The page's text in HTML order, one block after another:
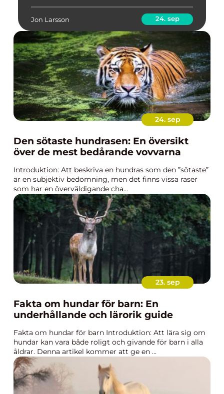
Jon Larsson 24. sep
24. sep
Den sötaste hundrasen: En översikt
över de mest bedårande vovvarna
Introduktion: Att beskriva en hundras som den ”sötaste”
är en subjektiv bedömning, men det finns vissa raser
som har en överväldigande cha...
23. sep
Fakta om hundar för barn: En
underhållande och lärorik guide
Fakta om hundar för barn Introduktion: Att lära sig om
hundar kan vara både roligt och givande för barn i alla
åldrar. Denna artikel kommer att ge en ...